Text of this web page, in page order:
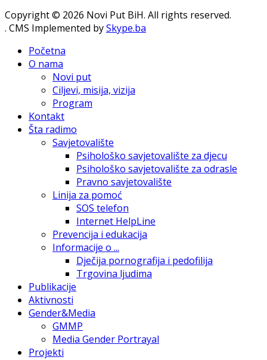
Copyright © 2026 Novi Put BiH. All rights reserved.
. CMS Implemented bySkype.ba
Početna
O nama
Novi put
Ciljevi, misija, vizija
Program
Kontakt
Šta radimo
Savjetovalište
Psihološko savjetovalište za djecu
Psihološko savjetovalište za odrasle
Pravno savjetovalište
Linija za pomoć
SOS telefon
Internet HelpLine
Prevencija i edukacija
Informacije o ...
Dječija pornografija i pedofilija
Trgovina ljudima
Publikacije
Aktivnosti
Gender&Media
GMMP
Media Gender Portrayal
Projekti